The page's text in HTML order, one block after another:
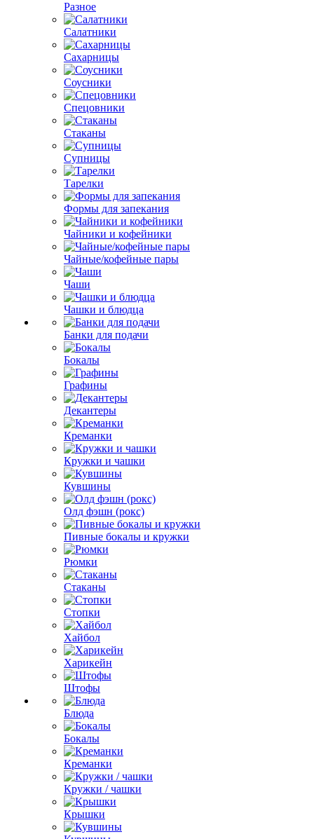
Разное
Салатники
Сахарницы
Соусники
Спецовники
Стаканы
Супницы
Тарелки
Формы для запекания
Чайники и кофейники
Чайные/кофейные пары
Чаши
Чашки и блюдца
Банки для подачи
Бокалы
Графины
Декантеры
Креманки
Кружки и чашки
Кувшины
Олд фэшн (рокс)
Пивные бокалы и кружки
Рюмки
Стаканы
Стопки
Хайбол
Харикейн
Штофы
Блюда
Бокалы
Креманки
Кружки / чашки
Крышки